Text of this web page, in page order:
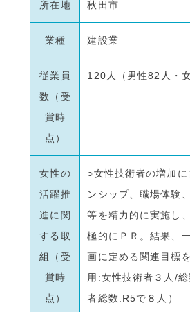
所在地 秋田市
業種 建設業
従業員
数（受
賞時
点）
120人（男性82人・
女性の
活躍推
進に関
する取
組（受
賞時
点）
○女性技術者の増加
ンシップ、職場体験
等を精力的に実施し
極的にＰＲ。結果、
画に定める関連目標
用:女性技術者３人/
者総数:R5で８人）